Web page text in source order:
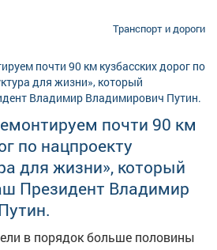
выполнили больше половины
– Ленинск-Кузнецкий –
готовы 5 объектов из 8,
12. При выборе дорог власти
жителей, особенно на те,
не снижать темпов,
главным критерием. Если
подрядчики обязаны
счёт.
Транспорт и дороги
почти 90 км
по нацпроекту
для жизни», который
Президент Владимир
в порядок больше половины